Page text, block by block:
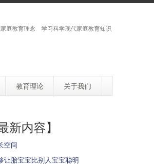
庭教育理念 学习科学现代家庭教育知识
教育理论 关于我们
新内容】
空间
让胎宝宝比别人宝宝聪明